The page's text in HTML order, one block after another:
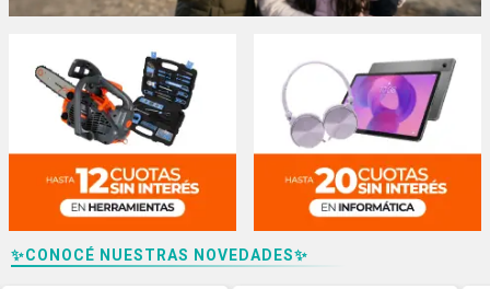
✨CONOCÉ NUESTRAS NOVEDADES✨